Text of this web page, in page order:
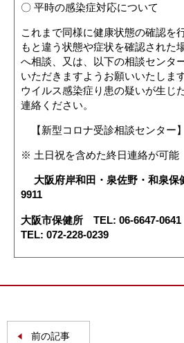
〇 平時の感染症対応について
これまで同様に健康状態の確認を
もと違う状態や症状を確認された
へ相談、又は、以下の相談センタ
いただきますようお願いいたしま
ウイルス感染症り患の疑いが生じ
連絡ください。
【新型コロナ受診相談センター】
※ 土日祝を含めた終日連絡が可能
大阪府岸和田・泉佐野・和泉
9911
大阪市保健所 TEL: 06-6647-
TEL: 072-228-0239
前の記事